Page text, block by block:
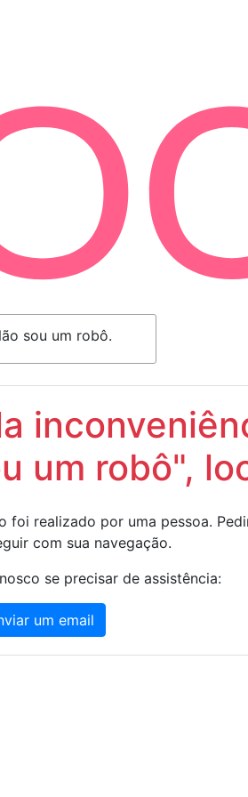
sou um robô.
um robô",
realizado por uma pessoa.
com sua navegação.
se precisar de assistência:
um email